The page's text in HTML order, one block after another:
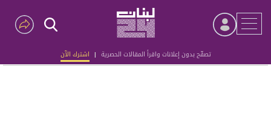
تصفّح بدون إعلانات واقرأ المقالات الحصرية | اشترك الآن
Advertisement